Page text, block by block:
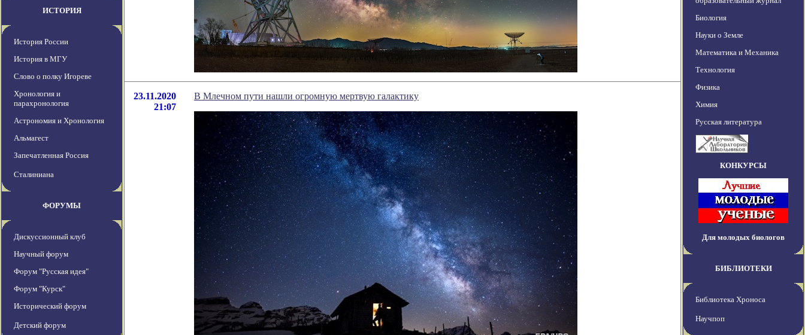
ИСТОРИЯ
История России
История в МГУ
Слово о полку Игореве
Хронология и
парахронология
Астрономия и Хронология
Альмагест
Запечатленная Россия
Сталиниана
ФОРУМЫ
Дискуссионный клуб
Научный форум
Форум "Русская идея"
Форум "Курск"
Исторический форум
Детский форум
23.11.2020
21:07
В Млечном пути нашли огромную мертвую галактику
Биология
Науки о Земле
Математика и Механика
Технология
Физика
Химия
Русская литература
КОНКУРСЫ
Для молодых биологов
БИБЛИОТЕКИ
Библиотека Хроноса
Научпоп